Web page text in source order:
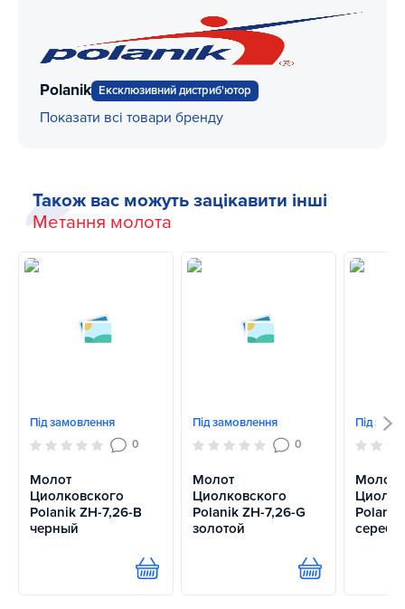
Polanik Ексклюзивний дистриб'ютор
Показати всі товари бренду
Також вас можуть зацікавити інші
Метання молота
Під замовлення
0
Молот
Циолковского
Polanik ZH-7,26-B
черный
Купити
Під замовлення
0
Молот
Циолковского
Polanik ZH-7,26-G
золотой
Купити
Під
Молот
Polanik